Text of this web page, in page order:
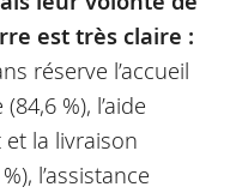
est très claire :
réserve l’accueil
%), l’aide
et la livraison
l’assistance